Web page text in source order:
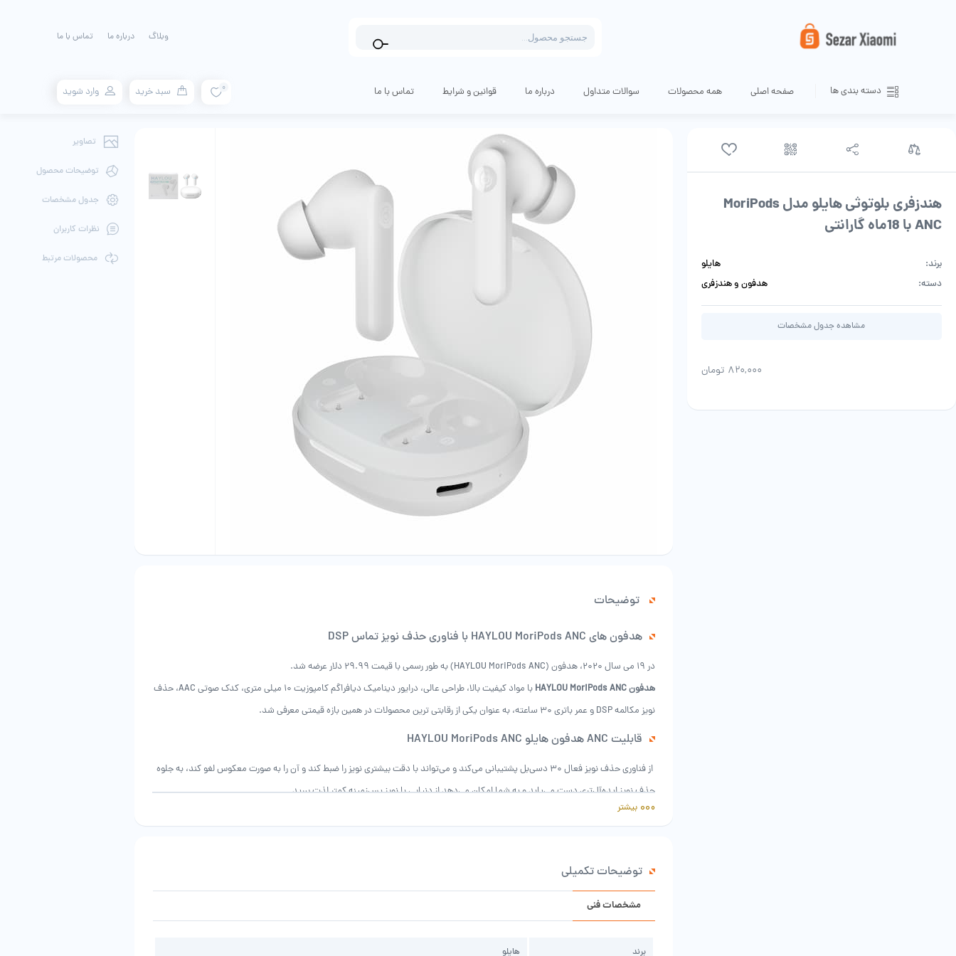
search وبلاگ درباره ما تماس با ما
دسته بندی ها صفحه اصلی همه محصولات سوالات متداول درباره ما قوانین و شرایط تماس با ما 0 سبد خرید وارد شوید
هندزفری بلوتوثی هایلو مدل MoriPods
ANC با 18ماه گارانتی
برند:
هایلو
دسته:
هدفون و هندزفری
مشاهده جدول مشخصات
۸۲۰,۰۰۰ تومان
توضیحات
هدفون های HAYLOU MoriPods ANC با فناوری حذف نویز تماس DSP
در 19 می سال 2020، هدفون (HAYLOU MoriPods ANC) به طور رسمی با قیمت 29.99 دلار عرضه شد.
هدفون HAYLOU MoriPods ANC
با مواد کیفیت بالا، طراحی عالی، درایور دینامیک دیافراگم کامپوزیت 10 میلی متری، کدک صوتی AAC، حذف
نویز مکالمه DSP و عمر باتری 30 ساعته، به عنوان یکی از رقابتی ترین محصولات در همین بازه قیمتی معرفی شد.
قابلیت ANC هدفون هایلو HAYLOU MoriPods ANC
از فناوری حذف نویز فعال 30 دسی‌بل پشتیبانی می‌کند و می‌تواند با دقت بیشتری نویز را ضبط کند و آن را به صورت معکوس لغو کند، به جلوه
حذف نویز ایده‌آل‌تری دست می‌یابد و به شما امکان می‌دهد از دنیایی با نویز پس‌زمینه کمتر لذت ببرید.
اتصالات و باتری haylou moripods ANC
همچنین دارای نسل جدیدی از تراشه بلوتوث 5.2 است که از عمر باتری 30 ساعته و اتصال سریع پشتیبانی می کند.
بیشتر
توضیحات تکمیلی
مشخصات فنی
برند هایلو
تصاویر
توضیحات محصول
جدول مشخصات
نظرات کاربران
محصولات مرتبط